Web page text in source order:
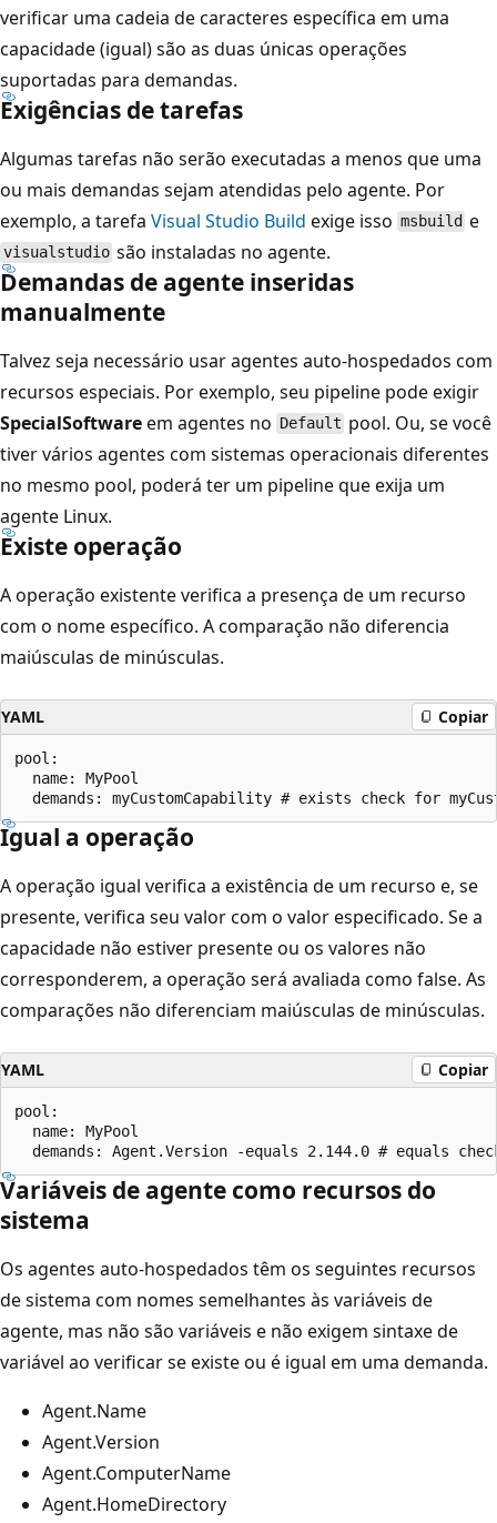
verificar uma cadeia de caracteres específica em uma
capacidade (igual) são as duas únicas operações
suportadas para demandas.
Exigências de tarefas
Algumas tarefas não serão executadas a menos que uma
ou mais demandas sejam atendidas pelo agente. Por
exemplo, a tarefa Visual Studio Build exige isso msbuild e
visualstudio são instaladas no agente.
Demandas de agente inseridas
manualmente
Talvez seja necessário usar agentes auto-hospedados com
recursos especiais. Por exemplo, seu pipeline pode exigir
SpecialSoftwareem agentes no Default pool. Ou, se você
tiver vários agentes com sistemas operacionais diferentes
no mesmo pool, poderá ter um pipeline que exija um
agente Linux.
Existe operação
A operação existente verifica a presença de um recurso
com o nome específico. A comparação não diferencia
maiúsculas de minúsculas.
YAML Copiar
pool:
  name: MyPool
Igual a operação
A operação igual verifica a existência de um recurso e, se
presente, verifica seu valor com o valor especificado. Se a
capacidade não estiver presente ou os valores não
corresponderem, a operação será avaliada como false. As
comparações não diferenciam maiúsculas de minúsculas.
YAML Copiar
pool:
  name: MyPool
Variáveis de agente como recursos do
sistema
Os agentes auto-hospedados têm os seguintes recursos
de sistema com nomes semelhantes às variáveis de
agente, mas não são variáveis e não exigem sintaxe de
variável ao verificar se existe ou é igual em uma demanda.
Agent.Name
Agent.Version
Agent.ComputerName
Agent.HomeDirectory